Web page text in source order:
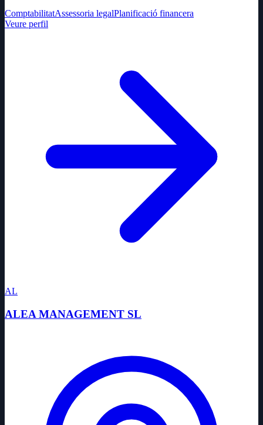
ComptabilitatAssessoria legalPlanificació financera
Veure perfil
AL
ALEA MANAGEMENT SL